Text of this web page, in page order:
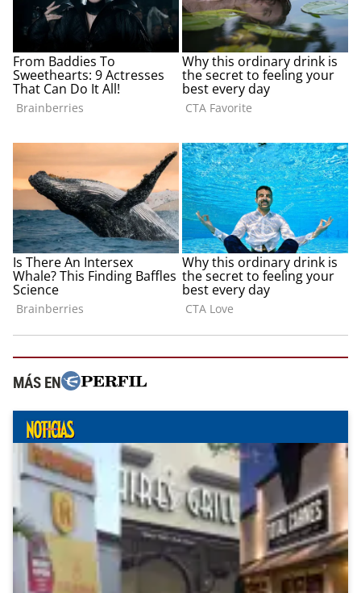
MÁS EN